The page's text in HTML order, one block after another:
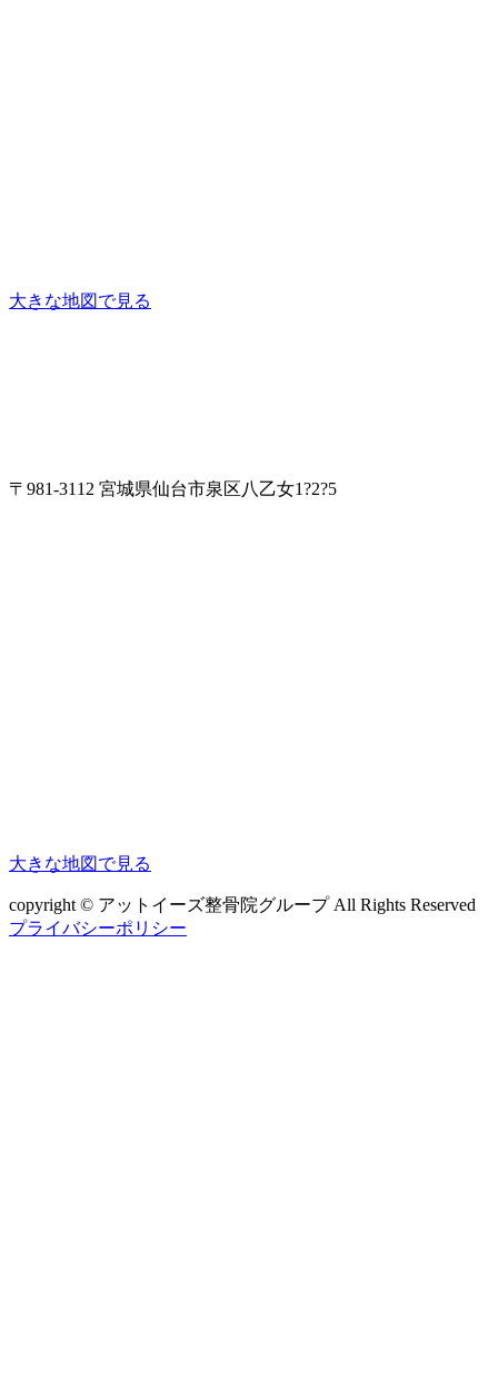
大きな地図で見る
〒981-3112 宮城県仙台市泉区八乙女1?2?5
大きな地図で見る
copyright © アットイーズ整骨院グループ All Rights Reserved
プライバシーポリシー